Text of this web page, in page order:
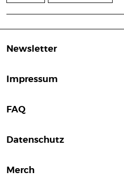
Newsletter
Impressum
FAQ
Datenschutz
Merch